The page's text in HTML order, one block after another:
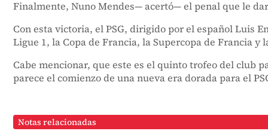
Finalmente, Nuno Mendes— acertó— el penal que le
Con esta victoria, el PSG, dirigido por el español Luis
Ligue 1, la Copa de Francia, la Supercopa de Francia y
Cabe mencionar, que este es el quinto trofeo del club
parece el comienzo de una nueva era dorada para el
Notas relacionadas